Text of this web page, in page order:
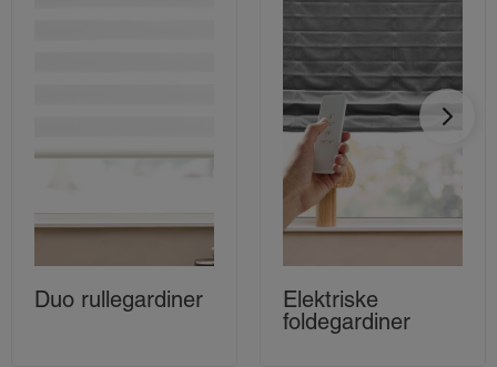
Duo rullegardiner
Elektriske
foldegardiner